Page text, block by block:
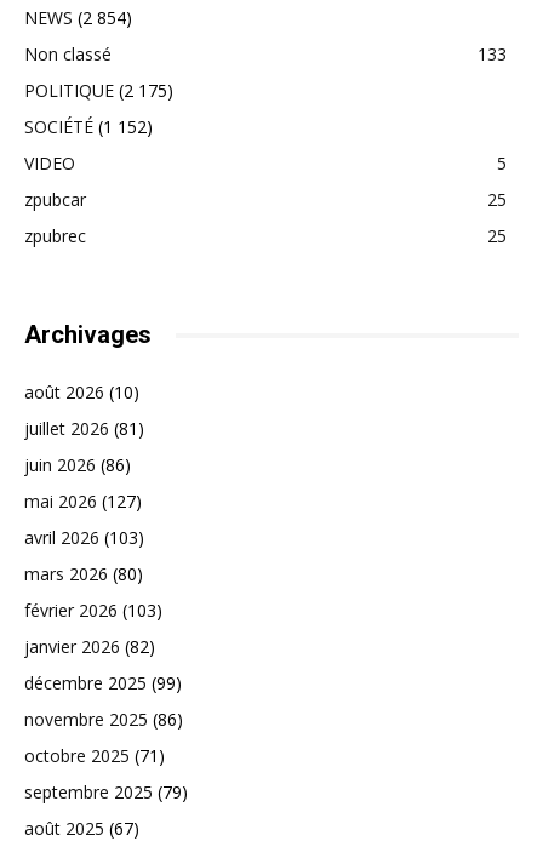
NEWS (2 854)
Non classé
133
POLITIQUE (2 175)
SOCIÉTÉ (1 152)
VIDEO
5
zpubcar
25
zpubrec
25
Archivages
août 2026 (10)
juillet 2026 (81)
juin 2026 (86)
mai 2026 (127)
avril 2026 (103)
mars 2026 (80)
février 2026 (103)
janvier 2026 (82)
décembre 2025 (99)
novembre 2025 (86)
octobre 2025 (71)
septembre 2025 (79)
août 2025 (67)